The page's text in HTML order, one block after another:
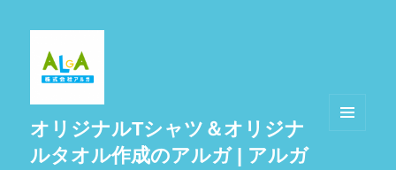
オリジナルTシャツ＆オリジナ
ルタオル作成のアルガ | アルガ